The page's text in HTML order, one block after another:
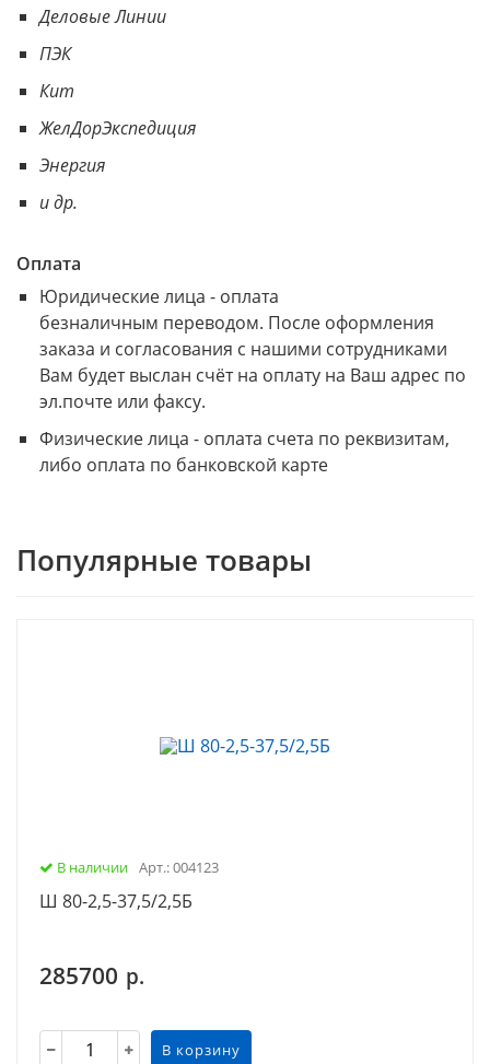
Деловые Линии
ПЭК
Кит
ЖелДорЭкспедиция
Энергия
и др.
Оплата
Юридические лица - оплата
безналичным переводом. После оформления
заказа и согласования с нашими сотрудниками
Вам будет выслан счёт на оплату на Ваш адрес по
эл.почте или факсу.
Физические лица - оплата счета по реквизитам,
либо оплата по банковской карте
Популярные товары
В наличии Арт.: 004123
Ш 80-2,5-37,5/2,5Б
285700 р.
В корзину